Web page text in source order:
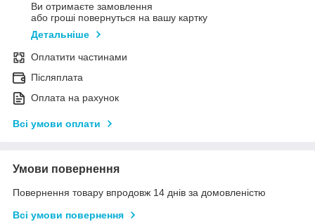
Ви отримаєте замовлення
або гроші повернуться на вашу картку
Детальніше
Оплатити частинами
Післяплата
Оплата на рахунок
Всі умови оплати
Умови повернення
Повернення товару впродовж 14 днів за домовленістю
Всі умови повернення